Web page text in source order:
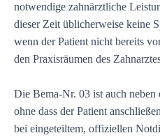
notwendige zahnärztliche
dieser Zeit üblicherweise keine
wenn der Patient nicht bereits
den Praxisräumen des
Die Bema-Nr. 03 ist auch neben
ohne dass der Patient
bei eingeteiltem, offiziellen